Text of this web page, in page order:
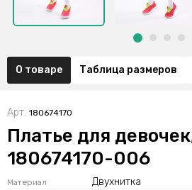
О товаре Таблица размеров
Арт. 180674170
Платье для
180674170-006
Материал Двухнитка